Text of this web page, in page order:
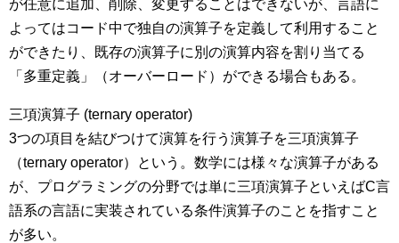
が任意に追加、削除、変更することはできないが、言語に
よってはコード中で独自の演算子を定義して利用すること
ができたり、既存の演算子に別の演算内容を割り当てる
「多重定義」（オーバーロード）ができる場合もある。
三項演算子 (ternary operator)
3つの項目を結びつけて演算を行う演算子を三項演算子
（ternary operator）という。数学には様々な演算子がある
が、プログラミングの分野では単に三項演算子といえばC言
語系の言語に実装されている条件演算子のことを指すこと
が多い。